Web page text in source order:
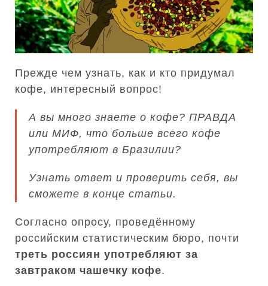
Прежде чем узнать, как и кто придумал
кофе, интересный вопрос!
А вы много знаете о кофе? ПРАВДА
или МИФ, что больше всего кофе
употребляют в Бразилии?
Узнать ответ и проверить себя, вы
сможете в конце статьи.
Согласно опросу, проведённому
российским статистическим бюро, почти
треть россиян употребляют за
завтраком чашечку кофе.